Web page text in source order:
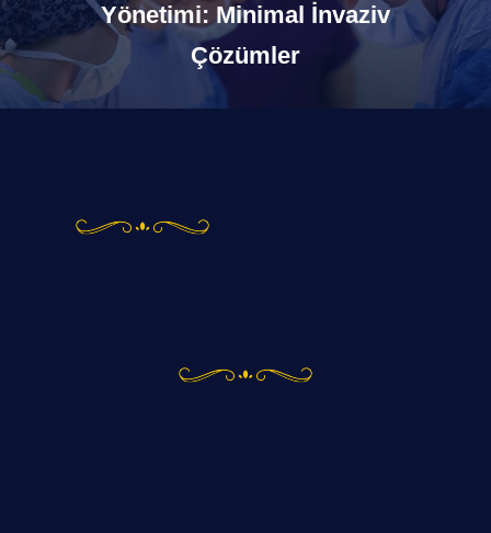
Yönetimi: Minimal İnvaziv
Çözümler